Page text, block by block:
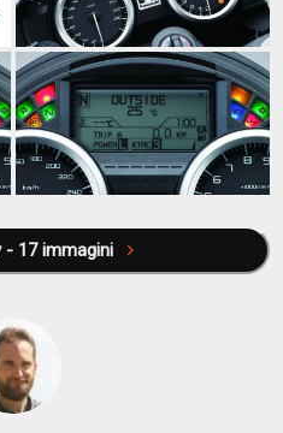
Tutta la gallery - 17 immagini